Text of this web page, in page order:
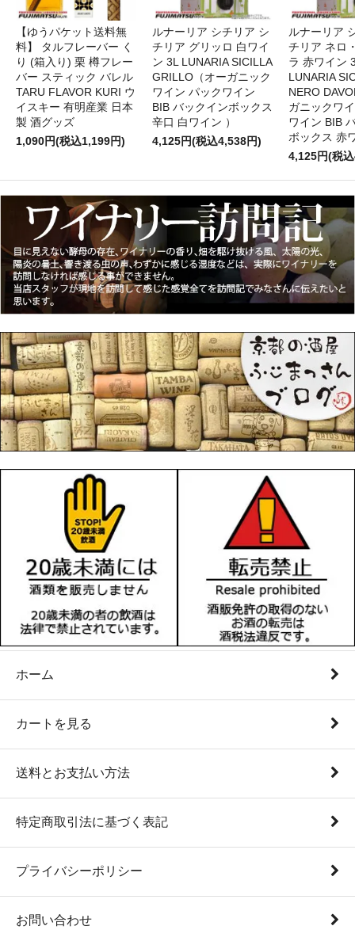
【ゆうパケット送料無
料】 タルフレーバー く
り (箱入り) 栗 樽フレー
バー スティック バレル
TARU FLAVOR KURI ウ
イスキー 有明産業 日本
製 酒グッズ
1,090円(税込1,199円)
ルナーリア シチリア シ
チリア グリッロ 白ワイ
ン 3L LUNARIA SICILLA
GRILLO（オーガニック
ワイン パックワイン
BIB バックインボックス
辛口 白ワイン ）
4,125円(税込4,538円)
ルナーリア
チリア ネロ
ラ 赤ワイ
LUNARIA
NERO
ガニックワ
ワイン BIB
ボックス 赤
4,125円(税
ホーム
カートを見る
送料とお支払い方法
特定商取引法に基づく表記
プライバシーポリシー
お問い合わせ